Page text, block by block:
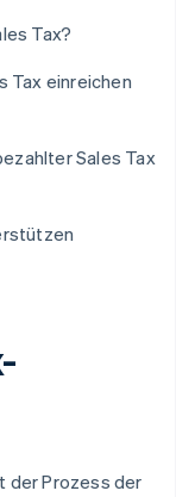
Tax?
Tax einreichen
Sales Tax
der Prozess der